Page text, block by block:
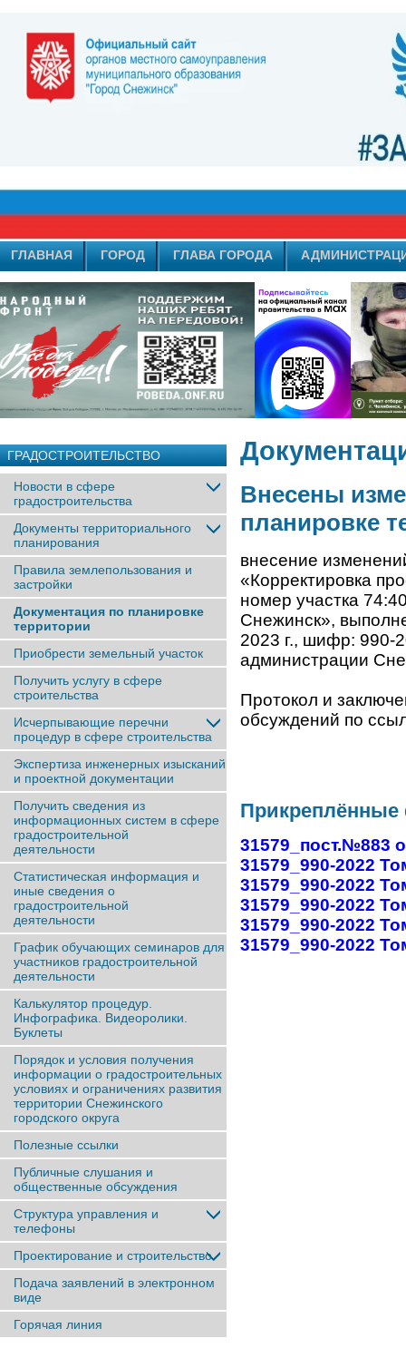
ГЛАВНАЯ ГОРОД ГЛАВА ГОРОДА
ГРАДОСТРОИТЕЛЬСТВО
Новости в сфере
градостроительства
Документы территориального
планирования
Правила землепользования и
застройки
Документация по планировке
территории
Приобрести земельный участок
Получить услугу в сфере
строительства
Исчерпывающие перечни
процедур в сфере строительства
Экспертиза инженерных изысканий
и проектной документации
Получить сведения из
информационных систем в сфере
градостроительной
деятельности
Статистическая информация и
иные сведения о
градостроительной
деятельности
График обучающих семинаров для
участников градостроительной
деятельности
Калькулятор процедур.
Инфографика. Видеоролики.
Буклеты
Порядок и условия получения
информации о градостроительных
условиях и ограничениях развития
территории Снежинского
городского округа
Полезные ссылки
Публичные слушания и
общественные обсуждения
Структура управления и
телефоны
Проектирование и строительство
Подача заявлений в электронном
виде
Горячая линия
Внесены
планировке
внесение
«Корректировка
номер участка
Снежинск»,
2023 г., шифр: 990-
администрации
Протокол и
обсуждений по
31579_пост.№883
31579_990-2022
31579_990-2022
31579_990-2022
31579_990-2022
31579_990-2022